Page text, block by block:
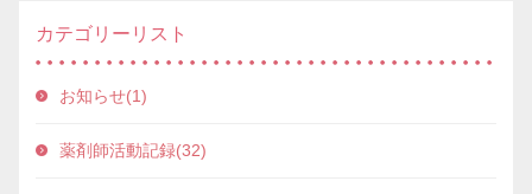
カテゴリーリスト
お知らせ(1)
薬剤師活動記録(32)